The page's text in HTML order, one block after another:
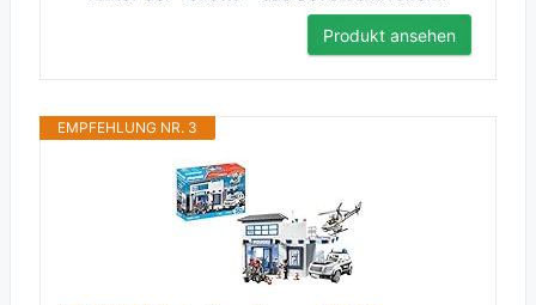
Produkt ansehen
EMPFEHLUNG NR. 3